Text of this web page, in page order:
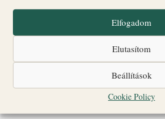
Elfogadom
Elutasítom
Beállítások
Cookie Policy
Nagy sikerrel
indultak a
várséták
16:27